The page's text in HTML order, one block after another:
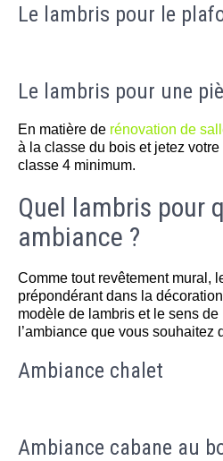
Le lambris pour le
Le lambris pour une
En matière de rénovation de
à la classe du bois et jetez
classe 4 minimum.
Quel lambris pour
ambiance ?
Comme tout revêtement mural,
prépondérant dans la
modèle de lambris et le sens
l’ambiance que vous souhaitez
Ambiance chalet
Ambiance cabane au